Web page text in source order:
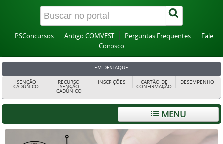
Canais
PSConcursos Antigo COMVEST Perguntas Frequentes
Fale
Conosco
EM DESTAQUE
ISENÇÃO
CADÚNICO
RECURSO
ISENÇÃO
CADÚNICO
INSCRIÇÕES CARTÃO DE
CONFIRMAÇÃO
DESEMPENHO
MENU